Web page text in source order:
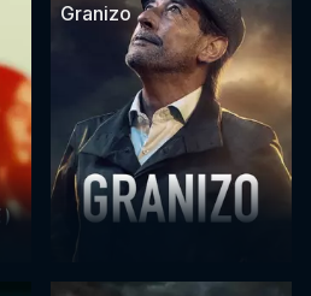
Granizo